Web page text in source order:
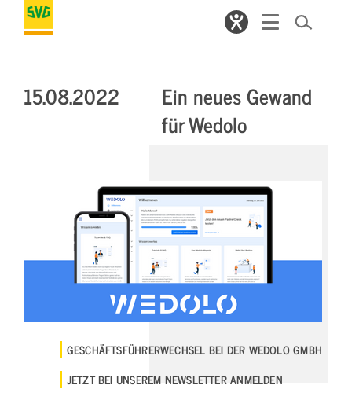
15.08.2022
Ein neues Gewand
für Wedolo
GESCHÄFTSFÜHRERWECHSEL BEI DER WEDOLO GMBH
JETZT BEI UNSEREM NEWSLETTER ANMELDEN